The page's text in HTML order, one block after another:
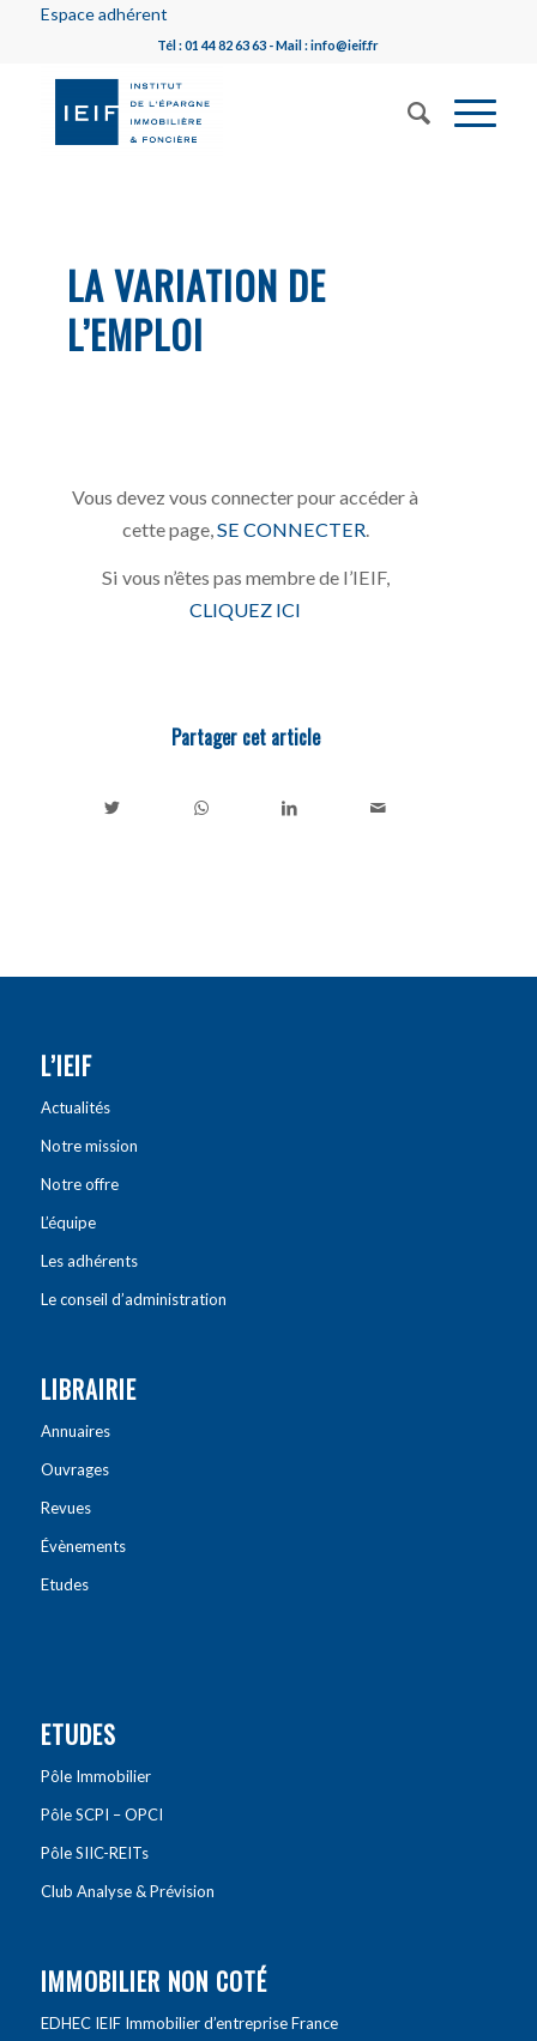
Espace adhérent
Tél : 01 44 82 63 63 - Mail : info@ieif.fr
LA VARIATION DE
L’EMPLOI
Vous devez vous connecter pour accéder à
cette page, SE CONNECTER
Si vous n’êtes pas membre de l’IEIF,
CLIQUEZ ICI
Partager cet article
L’IEIF
Actualités
Notre mission
Notre offre
L’équipe
Les adhérents
Le conseil d’administration
LIBRAIRIE
Annuaires
Ouvrages
Revues
Évènements
Etudes
ETUDES
Pôle Immobilier
Pôle SCPI – OPCI
Pôle SIIC-REITs
Club Analyse & Prévision
IMMOBILIER NON COTÉ
EDHEC IEIF Immobilier d’entreprise France